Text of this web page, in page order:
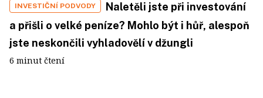
INVESTIČNÍ PODVODY
Naletěli jste při investování
a přišli o velké peníze? Mohlo být i hůř, alespoň
jste neskončili vyhladovělí v džungli
6 minut čtení